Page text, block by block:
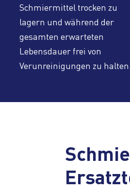
Schmiermittel trocken zu
lagern und während der
gesamten erwarteten
Lebensdauer frei von
Verunreinigungen zu halten.